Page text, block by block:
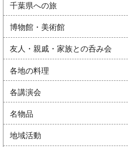
千葉県への旅
博物館・美術館
友人・親戚・家族との呑み会
各地の料理
各講演会
名物品
地域活動